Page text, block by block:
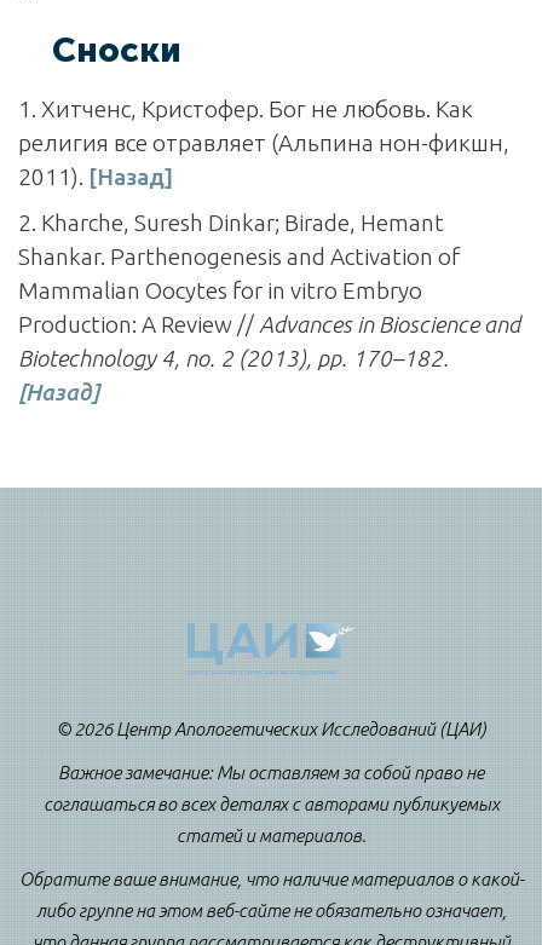
Сноски
1. Хитченс, Кристофер. Бог не любовь. Как
религия все отравляет (Альпина нон-фикшн,
2011). [Назад]
2. Kharche, Suresh Dinkar; Birade, Hemant
Shankar. Parthenogenesis and Activation of
Mammalian Oocytes for in vitro Embryo
Production: A Review // Advances in Bioscience and
Biotechnology4, no. 2 (2013), pp. 170–182.
[Назад]
© 2026 Центр Апологетических Исследований (ЦАИ)
Важное замечание: Мы оставляем за собой право не
соглашаться во всех деталях с авторами публикуемых
статей и материалов.
Обратите ваше внимание, что наличие материалов о какой-
либо группе на этом веб-сайте не обязательно означает,